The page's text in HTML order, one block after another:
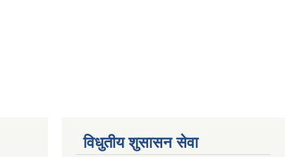
विधुतीय शुसासन सेवा